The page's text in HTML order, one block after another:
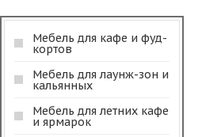
Мебель для кафе и фуд-
кортов
Мебель для лаунж-зон и
кальянных
Мебель для летних кафе
и ярмарок